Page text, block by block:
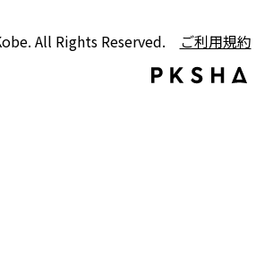
All Rights Reserved. ご利用規約